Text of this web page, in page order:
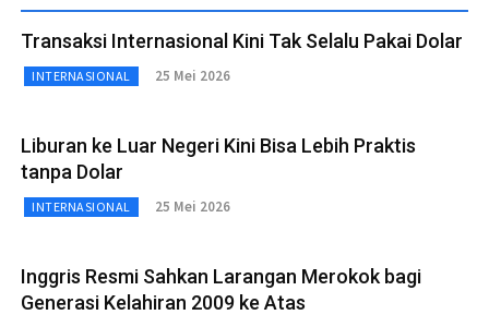
Transaksi Internasional Kini Tak Selalu Pakai Dolar
INTERNASIONAL 25 Mei 2026
Liburan ke Luar Negeri Kini Bisa Lebih Praktis
tanpa Dolar
INTERNASIONAL 25 Mei 2026
Inggris Resmi Sahkan Larangan Merokok bagi
Generasi Kelahiran 2009 ke Atas